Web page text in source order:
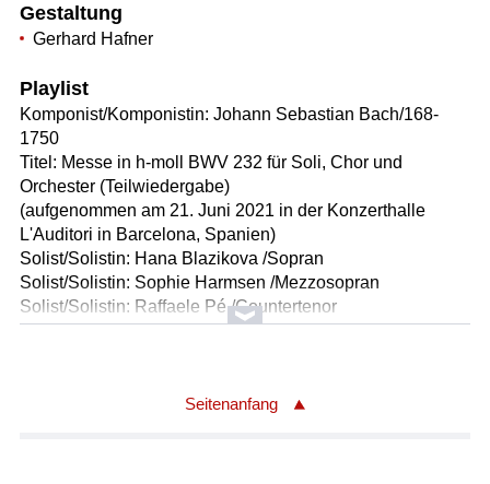
Gestaltung
Gerhard Hafner
Playlist
Komponist/Komponistin: Johann Sebastian Bach/168-
1750
Titel: Messe in h-moll BWV 232 für Soli, Chor und
Orchester (Teilwiedergabe)
(aufgenommen am 21. Juni 2021 in der Konzerthalle
L'Auditori in Barcelona, Spanien)
Solist/Solistin: Hana Blazikova /Sopran
Solist/Solistin: Sophie Harmsen /Mezzosopran
Solist/Solistin: Raffaele Pé /Countertenor
Solist/Solistin: Martin Platz /Tenor
Ausführende: Le Concert des Nations
Seitenanfang